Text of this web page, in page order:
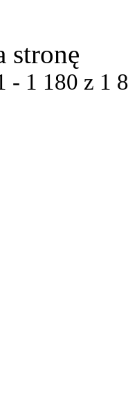
- 1 180 z 1